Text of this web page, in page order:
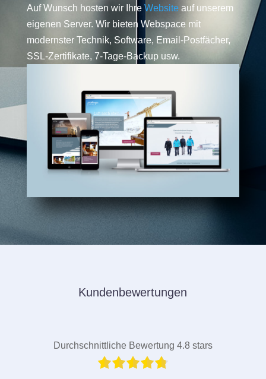
Auf Wunsch hosten wir Ihre Website auf unserem
eigenen Server. Wir bieten Webspace mit
modernster Technik, Software, Email-Postfächer,
SSL-Zertifikate, 7-Tage-Backup usw.
Kundenbewertungen
Durchschnittliche Bewertung 4.8 stars